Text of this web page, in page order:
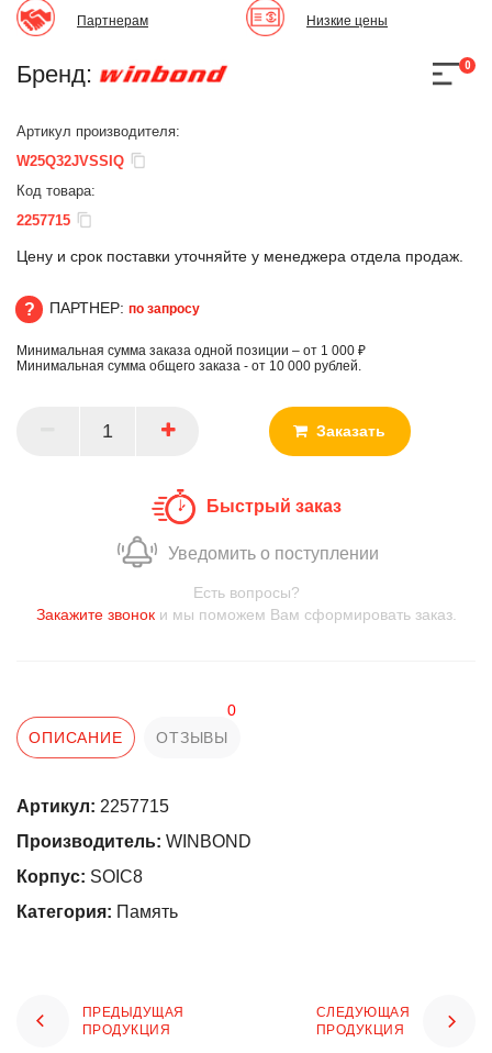
Партнерам Низкие цены
Бренд: 0
Артикул производителя:
W25Q32JVSSIQ
Код товара:
2257715
Цену и срок поставки уточняйте у менеджера отдела продаж.
ПАРТНЕР
ПАРТНЕР: по запросу
Минимальная сумма заказа одной позиции – от 1 000 ₽
Минимальная сумма общего заказа - от 10 000 рублей.
Заказать
Быстрый заказ
Уведомить о поступлении
Есть вопросы?
Закажите звоноки мы поможем Вам сформировать заказ.
ОПИСАНИЕ ОТЗЫВЫ
0
Артикул: 2257715
Производитель: WINBOND
Корпус: SOIC8
Категория: Память
ПРЕДЫДУЩАЯ
ПРОДУКЦИЯ
СЛЕДУЮЩАЯ
ПРОДУКЦИЯ